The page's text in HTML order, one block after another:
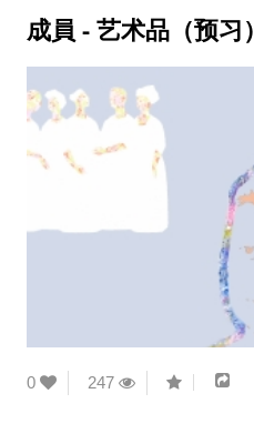
成員 - 艺术品（预习）
0 247